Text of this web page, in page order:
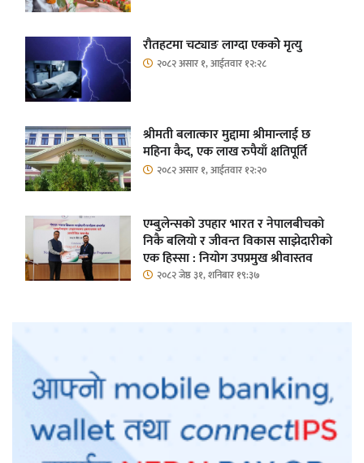
रौतहटमा चट्याङ लाग्दा एककोे मृत्यु
२०८२ असार १, आईतवार १२:२८
श्रीमती बलात्कार मुद्दामा श्रीमान्लाई छ
महिना कैद, एक लाख रुपैयाँ क्षतिपूर्ति
२०८२ असार १, आईतवार १२:२०
एम्बुलेन्सको उपहार भारत र नेपालबीचको
निकै बलियो र जीवन्त विकास साझेदारीको
एक हिस्सा : नियोग उपप्रमुख श्रीवास्तव
२०८२ जेष्ठ ३१, शनिबार १९:३७